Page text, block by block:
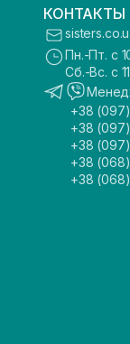
КОНТАКТЫ
Пн.-Пт. с
Сб.-Вс. с
+38
+38
+38
+38
+38